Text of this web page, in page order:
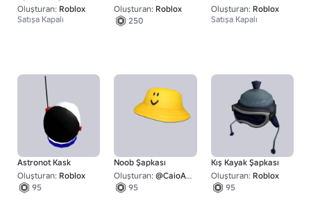
Oluşturan: Roblox
Satışa Kapalı
Oluşturan: Roblox
250
Oluşturan: Roblox
Satışa Kapalı
Astronot Kask
Oluşturan: Roblox
95
Noob Şapkası
Oluşturan: @CaioAlbarnBR
95
Kış Kayak Şapkası
Oluşturan: Roblox
95